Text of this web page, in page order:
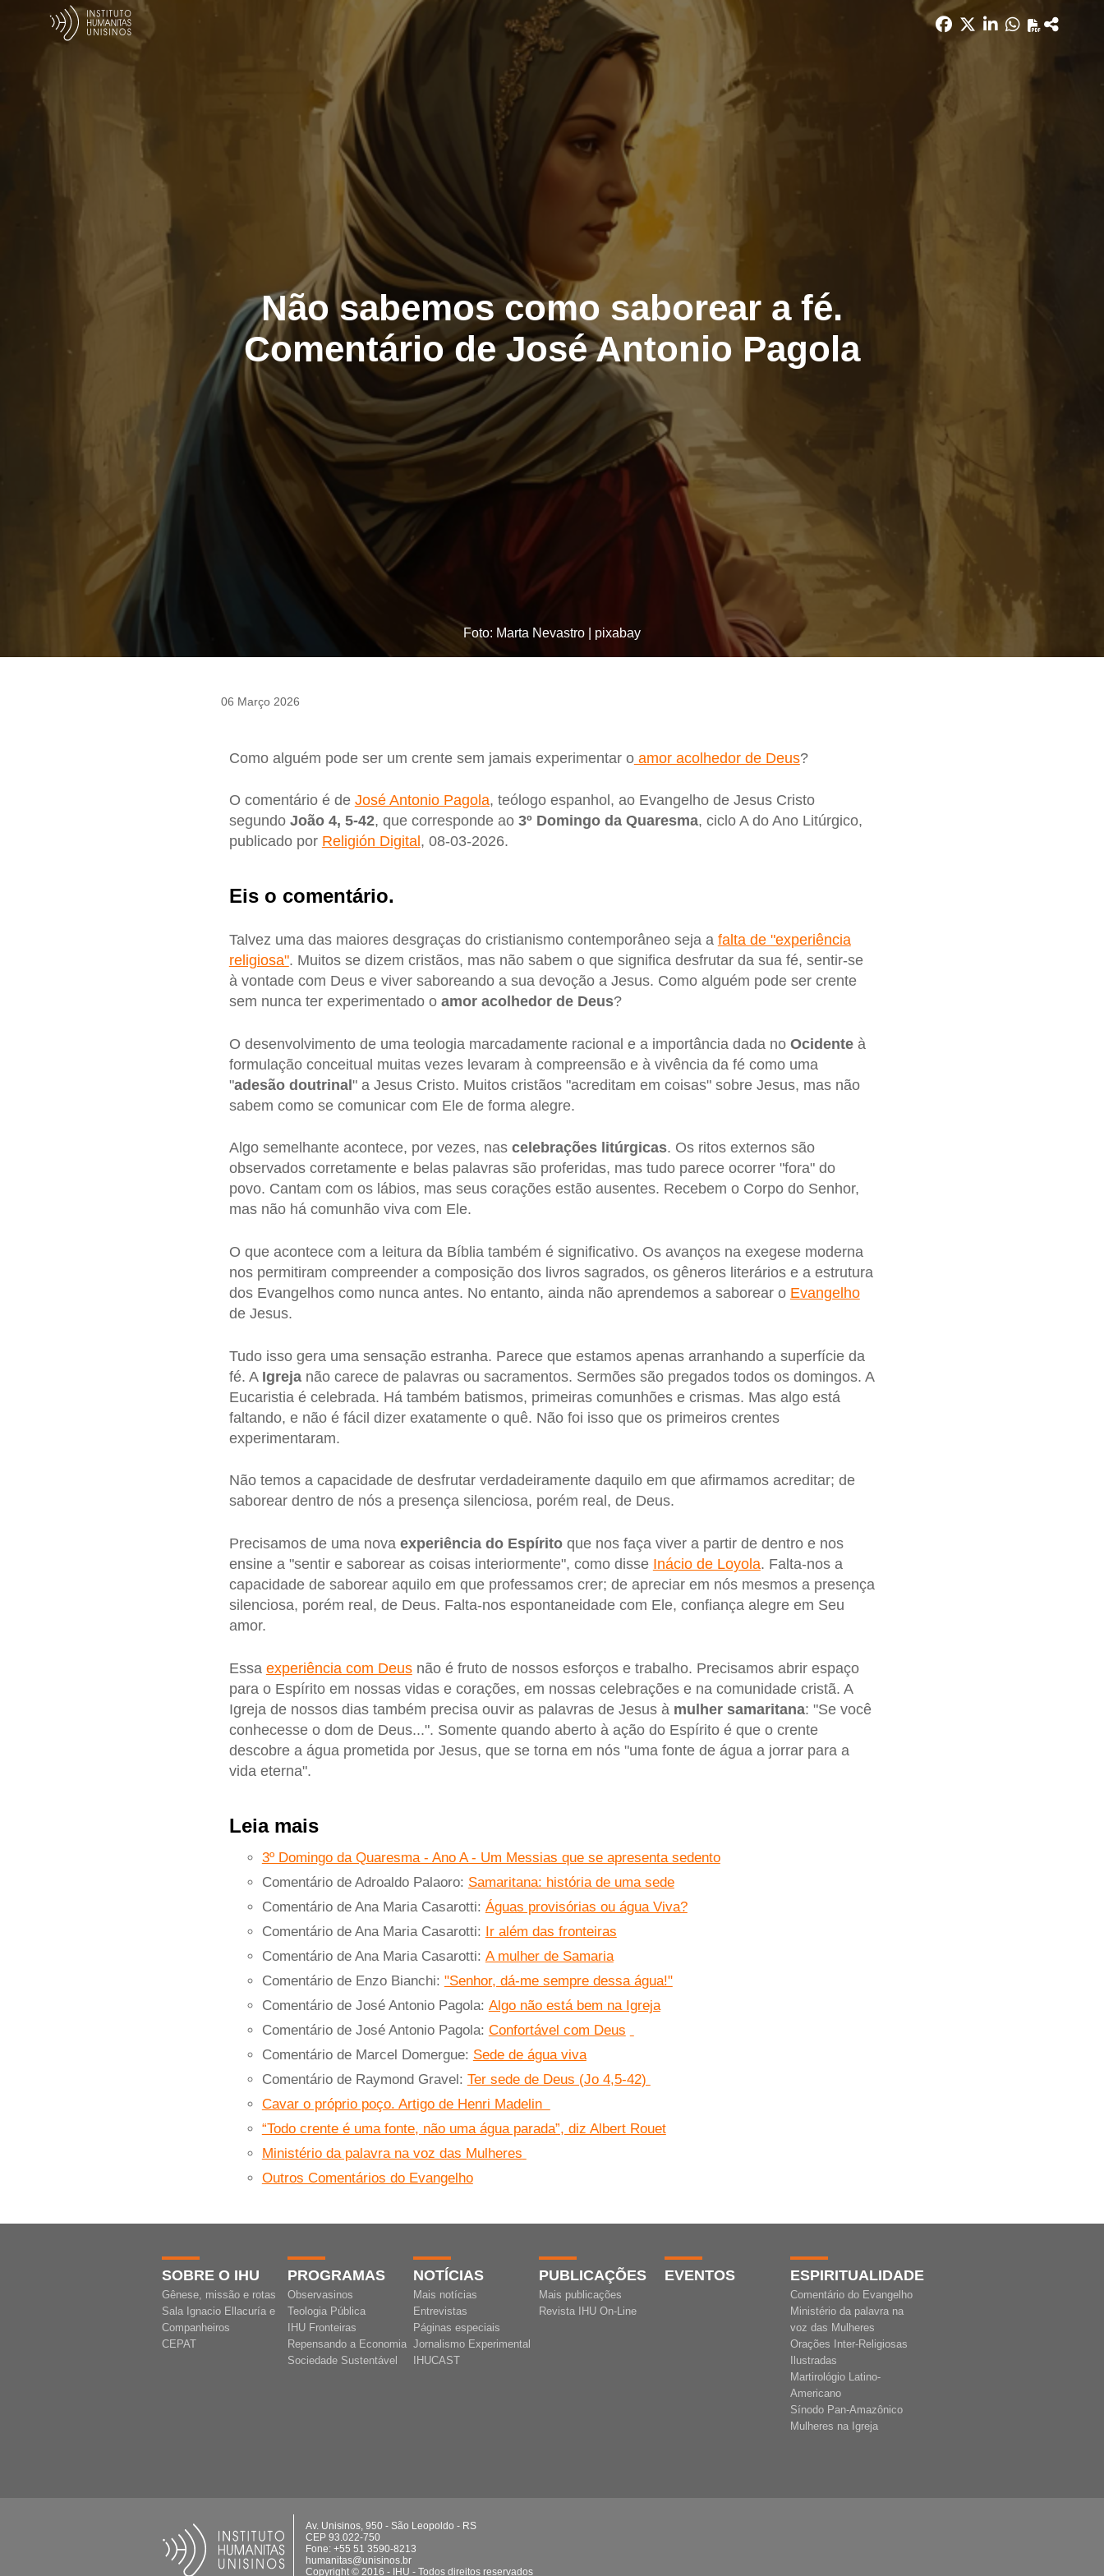
Não sabemos como saborear a fé.
Comentário de José Antonio Pagola
Foto: Marta Nevastro | pixabay
06 Março 2026
Como alguém pode ser um crente sem jamais experimentar oamor acolhedor de Deus?
O comentário é de José Antonio Pagola, teólogo espanhol, ao Evangelho de Jesus Cristo
segundo João 4, 5-42, que corresponde ao 3º Domingo da Quaresma, ciclo A do Ano Litúrgico,
publicado por Religión Digital , 08-03-2026.
Eis o comentário.
Talvez uma das maiores desgraças do cristianismo contemporâneo seja a falta de "experiência
religiosa". Muitos se dizem cristãos, mas não sabem o que significa desfrutar da sua fé, sentir-se
à vontade com Deus e viver saboreando a sua devoção a Jesus. Como alguém pode ser crente
sem nunca ter experimentado o amor acolhedor de Deus?
O desenvolvimento de uma teologia marcadamente racional e a importância dada no Ocidenteà
formulação conceitual muitas vezes levaram à compreensão e à vivência da fé como uma
"adesão doutrinal" a Jesus Cristo. Muitos cristãos "acreditam em coisas" sobre Jesus, mas não
sabem como se comunicar com Ele de forma alegre.
Algo semelhante acontece, por vezes, nas celebrações litúrgicas. Os ritos externos são
observados corretamente e belas palavras são proferidas, mas tudo parece ocorrer "fora" do
povo. Cantam com os lábios, mas seus corações estão ausentes. Recebem o Corpo do Senhor,
mas não há comunhão viva com Ele.
O que acontece com a leitura da Bíblia também é significativo. Os avanços na exegese moderna
nos permitiram compreender a composição dos livros sagrados, os gêneros literários e a estrutura
dos Evangelhos como nunca antes. No entanto, ainda não aprendemos a saborear o Evangelho
de Jesus.
Tudo isso gera uma sensação estranha. Parece que estamos apenas arranhando a superfície da
fé. A Igrejanão carece de palavras ou sacramentos. Sermões são pregados todos os domingos. A
Eucaristia é celebrada. Há também batismos, primeiras comunhões e crismas. Mas algo está
faltando, e não é fácil dizer exatamente o quê. Não foi isso que os primeiros crentes
experimentaram.
Não temos a capacidade de desfrutar verdadeiramente daquilo em que afirmamos acreditar; de
saborear dentro de nós a presença silenciosa, porém real, de Deus.
Precisamos de uma nova experiência do Espíritoque nos faça viver a partir de dentro e nos
ensine a "sentir e saborear as coisas interiormente", como disse Inácio de Loyola. Falta-nos a
capacidade de saborear aquilo em que professamos crer; de apreciar em nós mesmos a presença
silenciosa, porém real, de Deus. Falta-nos espontaneidade com Ele, confiança alegre em Seu
amor.
Essa experiência com Deusnão é fruto de nossos esforços e trabalho. Precisamos abrir espaço
para o Espírito em nossas vidas e corações, em nossas celebrações e na comunidade cristã. A
Igreja de nossos dias também precisa ouvir as palavras de Jesus à mulher samaritana: "Se você
conhecesse o dom de Deus...". Somente quando aberto à ação do Espírito é que o crente
descobre a água prometida por Jesus, que se torna em nós "uma fonte de água a jorrar para a
vida eterna".
Leia mais
3º Domingo da Quaresma - Ano A - Um Messias que se apresenta sedento
Comentário de Adroaldo Palaoro: Samaritana: história de uma sede
Comentário de Ana Maria Casarotti: Águas provisórias ou água Viva?
Comentário de Ana Maria Casarotti: Ir além das fronteiras
Comentário de Ana Maria Casarotti: A mulher de Samaria
Comentário de Enzo Bianchi: "Senhor, dá-me sempre dessa água!"
Comentário de José Antonio Pagola: Algo não está bem na Igreja
Comentário de José Antonio Pagola: Confortável com Deus
Comentário de Marcel Domergue: Sede de água viva
Comentário de Raymond Gravel: Ter sede de Deus (Jo 4,5-42)
Cavar o próprio poço. Artigo de Henri Madelin
“Todo crente é uma fonte, não uma água parada”, diz Albert Rouet
Ministério da palavra na voz das Mulheres
Outros Comentários do Evangelho
SOBRE O IHU
Gênese, missão e rotas
Sala Ignacio Ellacuría e
Companheiros
CEPAT
PROGRAMAS
Observasinos
Teologia Pública
IHU Fronteiras
Repensando a Economia
Sociedade Sustentável
NOTÍCIAS
Mais notícias
Entrevistas
Páginas especiais
Jornalismo Experimental
IHUCAST
PUBLICAÇÕES
Mais publicações
Revista IHU On-Line
EVENTOS ESPIRITUALIDADE
Comentário do Evangelho
Ministério da palavra na
voz das Mulheres
Orações Inter-Religiosas
Ilustradas
Martirológio Latino-
Americano
Sínodo Pan-Amazônico
Mulheres na Igreja
Av. Unisinos, 950 - São Leopoldo - RS
CEP 93.022-750
Fone: +55 51 3590-8213
humanitas@unisinos.br
Copyright © 2016 - IHU - Todos direitos reservados